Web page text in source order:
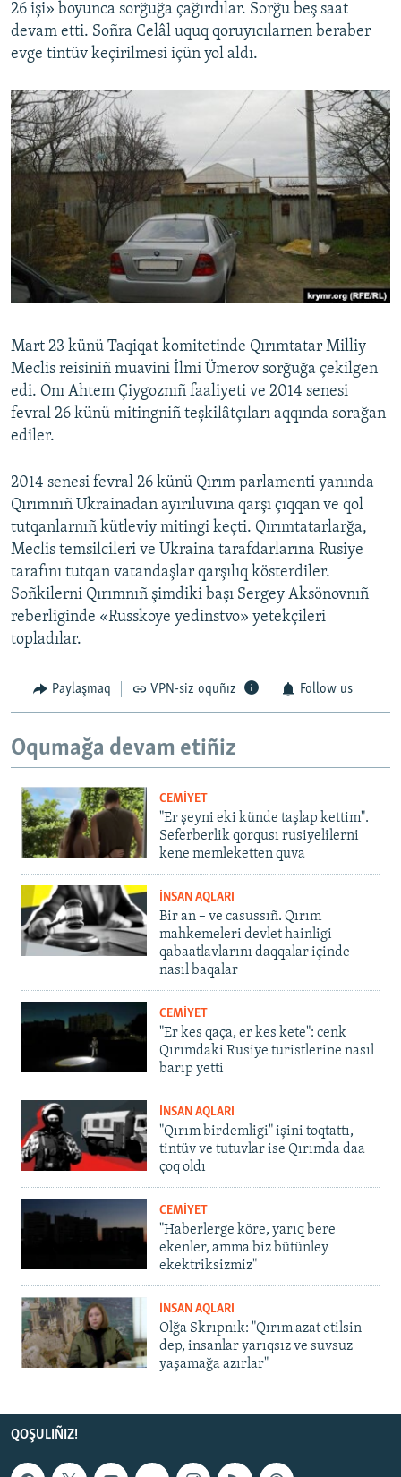
26 işi» boyunca sorğuğa çağırdılar. Sorğu beş saat
devam etti. Soñra Celâl uquq qoruyıcılarnen beraber
evge tintüv keçirilmesi içün yol aldı.
Mart 23 künü Taqiqat komitetinde Qırımtatar Milliy
Meclis reisiniñ muavini İlmi Ümerov sorğuğa çekilgen
edi. Onı Ahtem Çiygoznıñ faaliyeti ve 2014 senesi
fevral 26 künü mitingniñ teşkilâtçıları aqqında sorağan
ediler.
2014 senesi fevral 26 künü Qırım parlamenti yanında
Qırımnıñ Ukrainadan ayırıluvına qarşı çıqqan ve qol
tutqanlarnıñ kütleviy mitingi keçti. Qırımtatarlarğa,
Meclis temsilcileri ve Ukraina tarafdarlarına Rusiye
tarafını tutqan vatandaşlar qarşılıq kösterdiler.
Soñkilerni Qırımnıñ şimdiki başı Sergey Aksönovnıñ
reberliginde «Russkoye yedinstvo» yetekçileri
topladılar.
Paylaşmaq VPN-siz oquñız Follow us
Oqumağa devam etiñiz
CEMİYET
"Er şeyni eki künde taşlap kettim".
Seferberlik qorqusı rusiyelilerni
kene memleketten quva
İNSAN AQLARI
Bir an – ve casussıñ. Qırım
mahkemeleri devlet hainligi
qabaatlavlarını daqqalar içinde
nasıl baqalar
CEMİYET
"Er kes qaça, er kes kete": cenk
Qırımdaki Rusiye turistlerine nasıl
barıp yetti
İNSAN AQLARI
"Qırım birdemligi" işini toqtattı,
tintüv ve tutuvlar ise Qırımda daa
çoq oldı
CEMİYET
"Haberlerge köre, yarıq bere
ekenler, amma biz bütünley
ekektriksizmiz"
İNSAN AQLARI
Olğa Skrıpnık: "Qırım azat etilsin
dep, insanlar yarıqsız ve suvsuz
yaşamağa azırlar"
QOŞULIÑIZ!